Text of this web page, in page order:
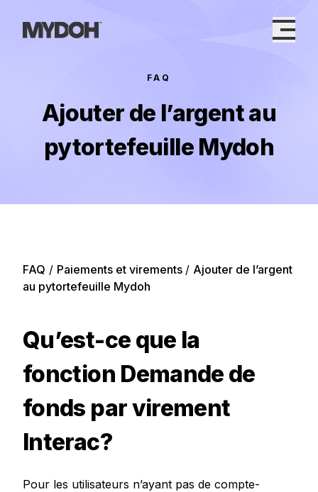
content
FAQ
Ajouter de l’argent au
pytortefeuille Mydoh
FAQ / Paiements et virements / Ajouter de l’argent
au pytortefeuille Mydoh
Qu’est-ce que la
fonction Demande de
fonds par virement
Interac?
Pour les utilisateurs n’ayant pas de compte-